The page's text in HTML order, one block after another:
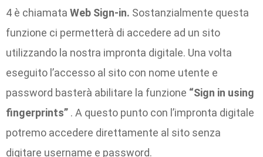
4 è chiamata Web Sign-in. Sostanzialmente questa
funzione ci permetterà di accedere ad un sito
utilizzando la nostra impronta digitale. Una volta
eseguito l’accesso al sito con nome utente e
password basterà abilitare la funzione “Sign in using
fingerprints” . A questo punto con l’impronta digitale
potremo accedere direttamente al sito senza
digitare username e password.